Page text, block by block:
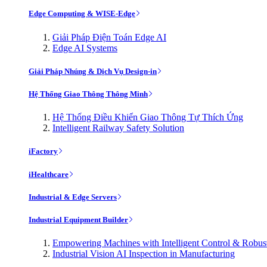
Edge Computing & WISE-Edge
Giải Pháp Điện Toán Edge AI
Edge AI Systems
Giải Pháp Nhúng & Dịch Vụ Design-in
Hệ Thống Giao Thông Thông Minh
Hệ Thống Điều Khiển Giao Thông Tự Thích Ứng
Intelligent Railway Safety Solution
iFactory
iHealthcare
Industrial & Edge Servers
Industrial Equipment Builder
Empowering Machines with Intelligent Control &
Industrial Vision AI Inspection in Manufacturing